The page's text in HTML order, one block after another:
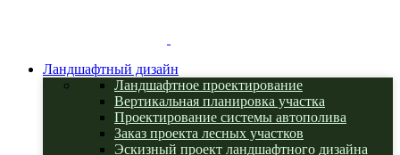
Ландшафтный дизайн
Ландшафтное проектирование
Вертикальная планировка участка
Проектирование системы автополива
Заказ проекта лесных участков
Эскизный проект ландшафтного дизайна